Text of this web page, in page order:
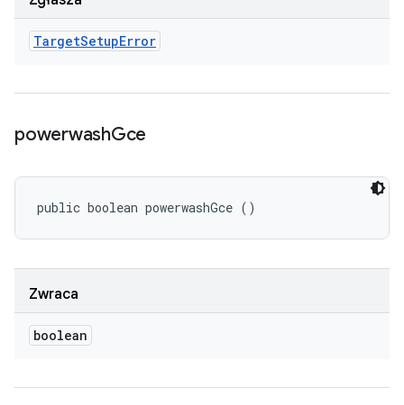
TargetSetupError
powerwashGce
public boolean powerwashGce ()
Zwraca
boolean